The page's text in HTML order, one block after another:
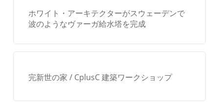
ホワイト・アーキテクターがスウェーデンで
波のようなヴァーガ給水塔を完成
完新世の家 / CplusC 建築ワークショップ